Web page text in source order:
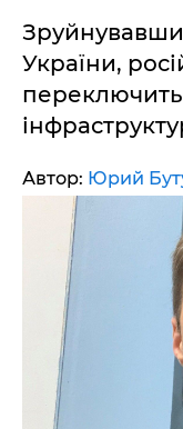
України,
Автор: Юрий